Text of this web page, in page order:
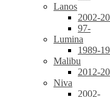
Lanos
2002-
97-
Lumina
1989-
Malibu
2012-
Niva
2002-